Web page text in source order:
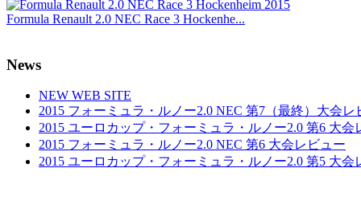
Formula Renault 2.0 NEC Race 3 Hockenhe...
News
NEW WEB SITE
2015 フォーミュラ・ルノー2.0 NEC 第7（最終）大会レ
2015 ユーロカップ・フォーミュラ・ルノー2.0 第6 大会
2015 フォーミュラ・ルノー2.0 NEC 第6 大会レビュー
2015 ユーロカップ・フォーミュラ・ルノー2.0 第5 大会